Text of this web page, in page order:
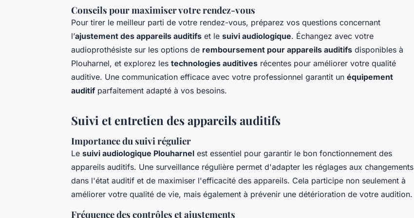
Conseils pour maximiser votre rendez-vous
Pour tirer le meilleur parti de votre rendez-vous, préparez vos questions concernant
l’ajustement des appareils auditifs et le suivi audiologique. Échangez avec votre
audioprothésiste sur les options de remboursement pour appareils auditifs disponibles à
Plouharnel, et explorez les technologies auditives récentes pour améliorer votre qualité
auditive. Une communication efficace avec votre professionnel garantit un équipement
auditif parfaitement adapté à vos besoins.
Suivi et entretien des appareils auditifs
Importance du suivi régulier
Le suivi audiologique Plouharnel est essentiel pour garantir le bon fonctionnement des
appareils auditifs. Une surveillance régulière permet d'adapter les réglages aux changements
dans l'état auditif et de maximiser l'efficacité des appareils. Cela participe non seulement à
améliorer votre qualité de vie, mais également à prévenir une détérioration de votre audition.
Fréquence des contrôles et ajustements